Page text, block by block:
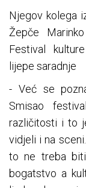
Njegov kolega
Žepče
Festival
lijepe saradnje
- Već se
Smisao
različitosti i to
vidjeli i na
to ne treba
bogatstvo a